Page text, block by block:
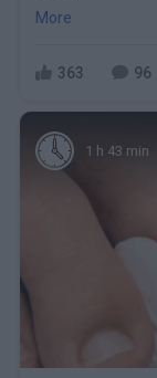
More
363 96
1 h 43 min